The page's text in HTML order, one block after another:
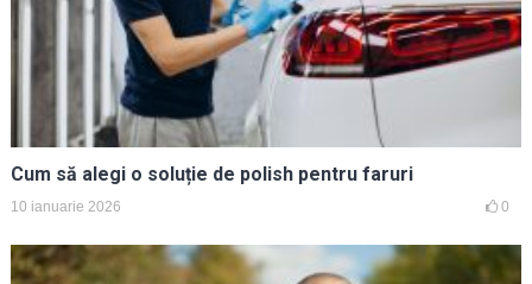
Cum să alegi o soluție de polish pentru faruri
10 ianuarie 2026 0